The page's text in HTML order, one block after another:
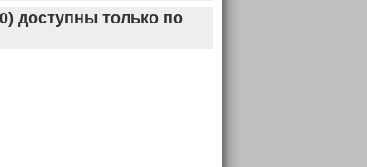
доступны только по